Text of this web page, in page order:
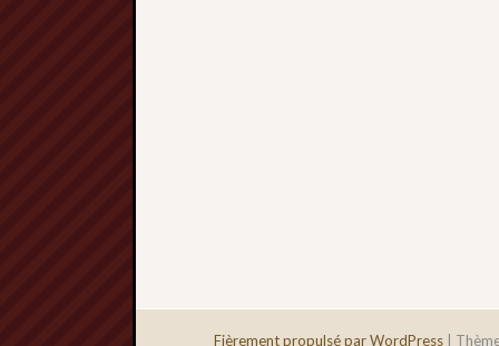
Fièrement propulsé par WordPress